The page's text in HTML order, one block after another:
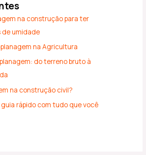
na construção para ter
de umidade
na Agricultura
do terreno bruto à
na construção civil?
rápido com tudo que você